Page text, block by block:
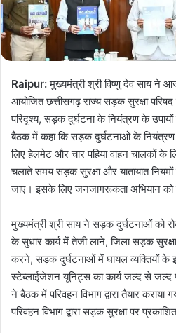
Raipur:मुख्यमंत्री श्री विष्णु देव साय ने
आयोजित छत्तीसगढ़ राज्य सड़क सुरक्षा
परिदृश्य, सड़क दुर्घटना के नियंत्रण के उपायों
बैठक में कहा कि सड़क दुर्घटनाओं के नियंत्रण
लिए हेलमेट और चार पहिया वाहन चालकों के
चलाते समय सड़क सुरक्षा और यातायात
जाए। इसके लिए जनजागरूकता अभियान को
मुख्यमंत्री श्री साय ने सड़क दुर्घटनाओं को
के सुधार कार्य में तेजी लाने, जिला सड़क
करने, सड़क दुर्घटनाओं में घायल व्यक्तियों के
स्टेब्लाईजेशन यूनिट्स का कार्य जल्द से जल्द
ने बैठक में परिवहन विभाग द्वारा तैयार कराया
परिवहन विभाग द्वारा सड़क सुरक्षा पर